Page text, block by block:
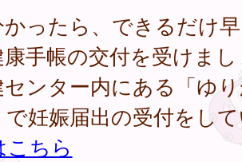
ったら、できるだけ
手帳の交付を受けま
ンター内にある「ゆ
で妊娠届出の受付をし
こちら